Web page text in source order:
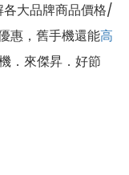
大品牌商品價格/
惠，舊手機還能高
．來傑昇．好節